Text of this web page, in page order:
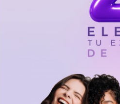
Nutrición, Brillo, Sellador
Color
Beneficios en 1, masajee el cuero
con abundante agua. Repita